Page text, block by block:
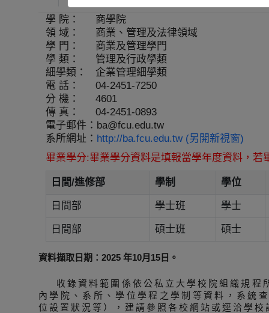
學 院：
商學院
領 域：
商業、管理及法律領域
學 門：
商業及管理學門
學 類：
管理及行政學類
細學類：
企業管理細學類
電 話：
04-2451-7250
分 機：
4601
傳 真：
04-2451-0893
電子郵件： ba@fcu.edu.tw
系所網址： http://ba.fcu.edu.tw (另開新視窗)
畢業學分:畢業學分資料是填報當學年度資料，
日間/進修部 學制 學位
日間部 學士班 學士
日間部 碩士班 碩士
資料擷取日期：2025 年10月15日。
收錄資料範圍係依公私立大學校院組織規
內學院、系所、學位學程之學制等資料，系統
位設置狀況等），建請參照各校網站或逕洽學校